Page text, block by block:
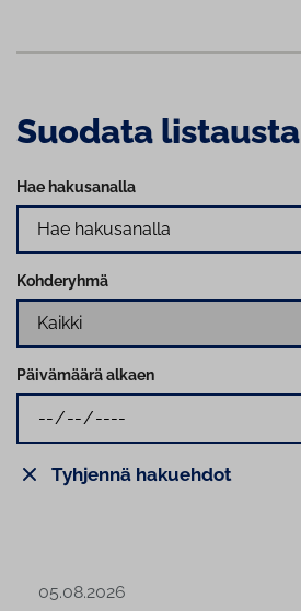
05.08.2026
Suodata listausta
Hae hakusanalla
Kohderyhmä
Päivämäärä alkaen
Tyhjennä hakuehdot